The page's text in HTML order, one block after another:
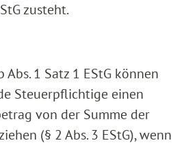
zusteht.
Abs. 1 Satz 1 EStG können
Steuerpflichtige einen
von der Summe der
(§ 2 Abs. 3 EStG), wenn